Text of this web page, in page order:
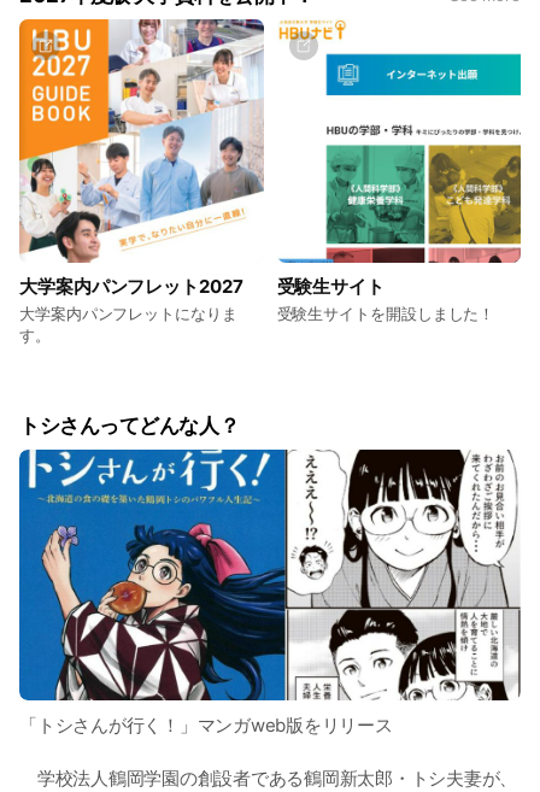
ョン総合選抜、北海道活かす人選
抜、北海道ファミリー選抜、学校
推薦型選抜（特待生、一般、指定
校） ・特待生を目指せる選抜の違
いについて
ビリテーション学科（ 理学療法学
専攻/ 作業療法学専攻） ■開催日
12:00（受付9:30）～） ■開催場
ー（北海道帯広市稲田町基線２
介及び職業紹介 医療・リハビリの
仕事をわかりやすく紹介します！
○第2部：十勝リハビリテーション
センターの見学ツアー 最新のリハ
ビリテーション機器を見てみよ
う！ ○第3部：北海道文教大学 医
療保健科学部 リハビリテーション
大学案内パンフレット2027
大学案内パンフレットになりま
す。
受験生サイト
受験生サイトを開設しました！
トシさんってどんな人？
「トシさんが行く！」マンガweb版をリリース
学校法人鶴岡学園の創設者である鶴岡新太郎・トシ夫妻が、